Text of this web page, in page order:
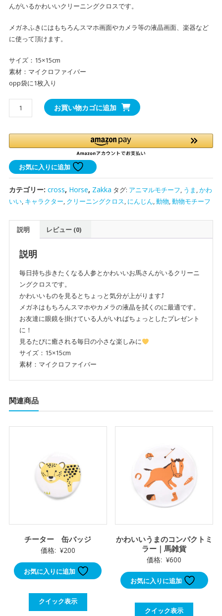
んがいるかわいいクリーニングクロスです。
メガネふきにはもちろんスマホ画面やカメラ等の液晶画面、楽器など
に使って頂けます。
サイズ：15×15cm
素材：マイクロファイバー
opp袋に1枚入り
わ
い
う
ま
の
リ
ー
ニ
適
お買い物カゴに追加
お気に入りに追加
カテゴリー: cross, Horse, Zakka タグ: アニマルモチーフ, うま ,かわ
いい, キャラクター, クリーニングクロス, にんじん,動物,動物モチーフ
説明 レビュー (0)
説明
毎日持ち歩きたくなる人参とかわいいお馬さんがいるクリーニ
ングクロスです。
かわいいものを見るとちょっと気分が上がります⤴
メガネはもちろんスマホやカメラの液晶を拭くのに最適です。
お友達に眼鏡を掛けている人がいればちょっとしたプレゼント
に！
見るたびに癒される毎日の小さな楽しみに
サイズ：15×15cm
素材：マイクロファイバー
関連商品
チーター 缶バッジ
価格: ¥200
お気に入りに追加
クイック表示
かわいいうまのコンパクトミ
ラー｜馬雑貨
価格: ¥600
お気に入りに追加
クイック表示